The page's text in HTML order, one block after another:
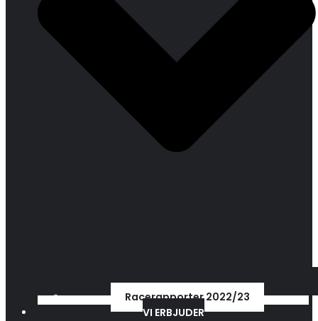
Racerapporter 2022/23
VI ERBJUDER